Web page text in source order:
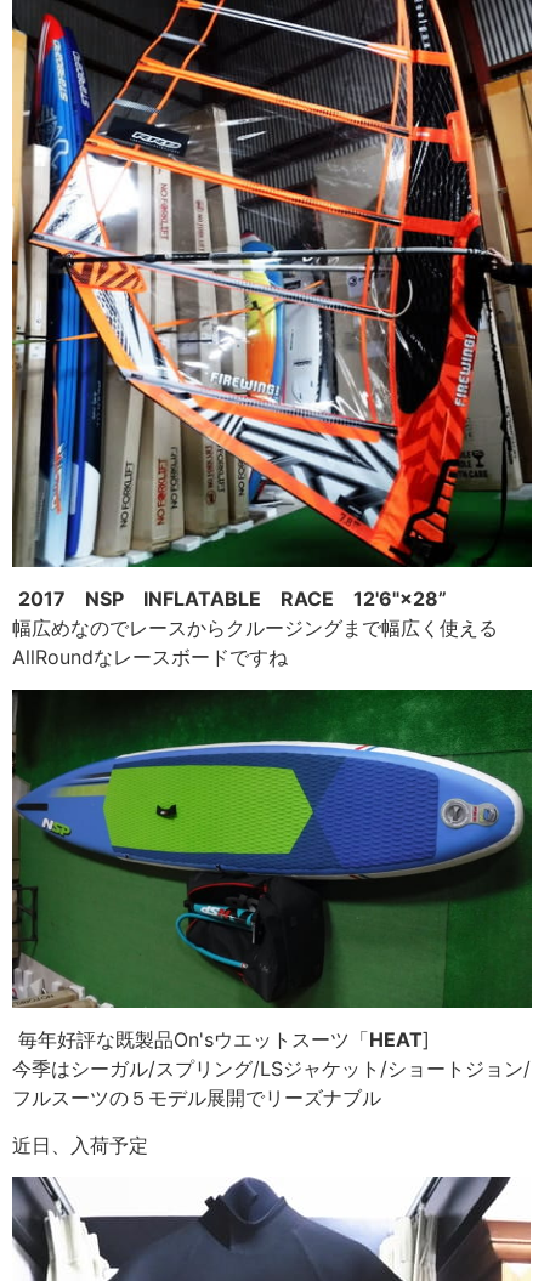
2017 NSP INFLATABLE RACE 12'6"×28”
幅広めなのでレースからクルージングまで幅広く使える
AllRoundなレースボードですね
毎年好評な既製品On'sウエットスーツ「HEAT]
今季はシーガル/スプリング/LSジャケット/ショートジョン/
フルスーツの５モデル展開でリーズナブル
近日、入荷予定